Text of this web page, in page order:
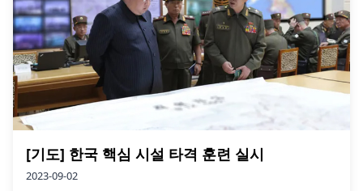
[기도] 한국 핵심 시설 타격 훈련 실시
2023-09-02